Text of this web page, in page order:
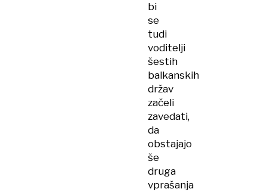
bi
se
tudi
voditelji
šestih
balkanskih
držav
začeli
zavedati,
da
obstajajo
še
druga
vprašanja